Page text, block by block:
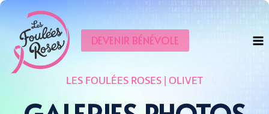
DEVENIR BÉNÉVOLE
LES FOULÉES ROSES | OLIVET